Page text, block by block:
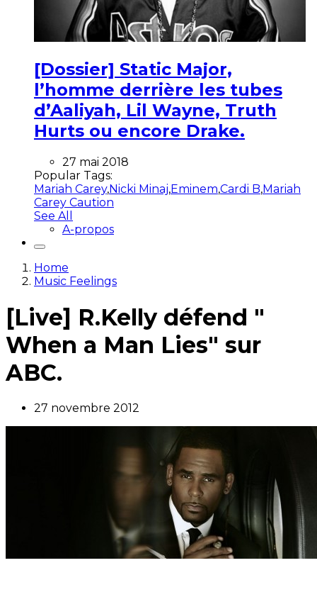
[Dossier] Static Major,
l’homme derrière les tubes
d’Aaliyah, Lil Wayne, Truth
Hurts ou encore Drake.
27 mai 2018
Popular Tags:
Mariah Carey,Nicki Minaj,Eminem,Cardi B,Mariah
Carey Caution
See All
A-propos
Home
Music Feelings
[Live] R.Kelly défend "
When a Man Lies" sur
ABC.
27 novembre 2012